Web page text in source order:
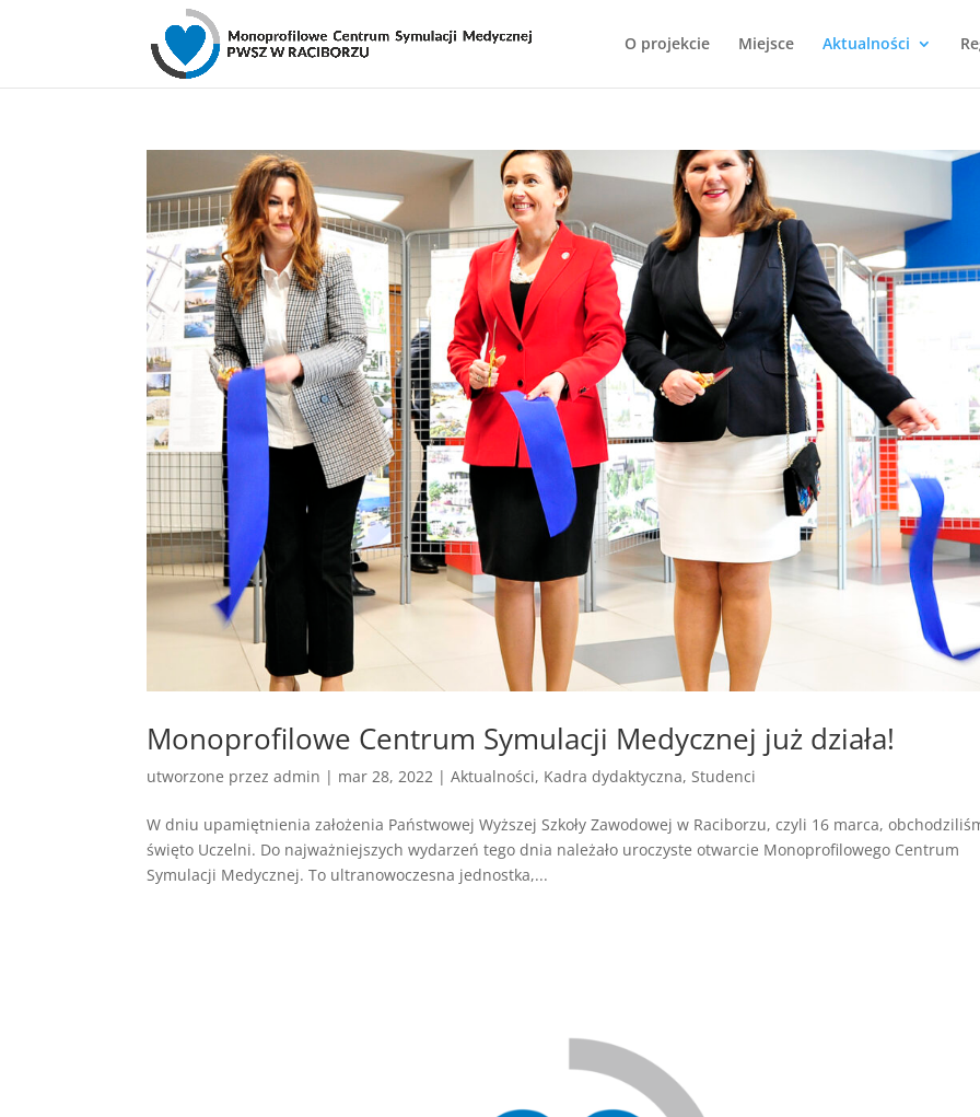
O projekcie Miejsce Aktualności
Monoprofilowe Centrum Symulacji Medycznej już działa!
utworzone przezadmin | mar 28, 2022 |Aktualności, Kadra dydaktyczna, Studenci
W dniu upamiętnienia założenia Państwowej Wyższej Szkoły Zawodowej w Raciborzu, czyli 16 marca,
święto Uczelni. Do najważniejszych wydarzeń tego dnia należało uroczyste otwarcie Monoprofilowego Centrum
Symulacji Medycznej. To ultranowoczesna jednostka,...